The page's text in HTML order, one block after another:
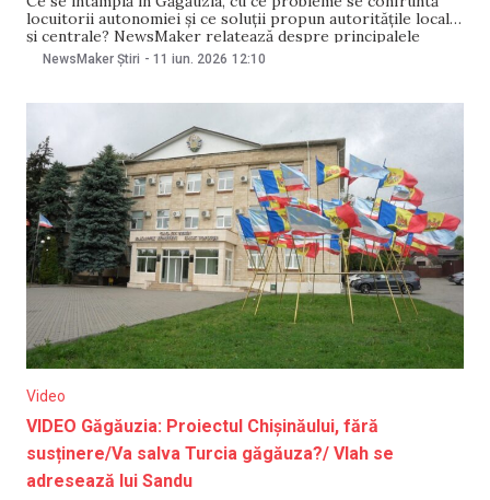
locuitorii autonomiei și ce soluții propun autoritățile locale
și centrale? NewsMaker relatează despre principalele
evenimente din autonomie.
NewsMaker Știri - 11 iun. 2026 12:10
Video
VIDEO Găgăuzia: Proiectul Chișinăului, fără
susținere/Va salva Turcia găgăuza?/ Vlah se
adresează lui Sandu